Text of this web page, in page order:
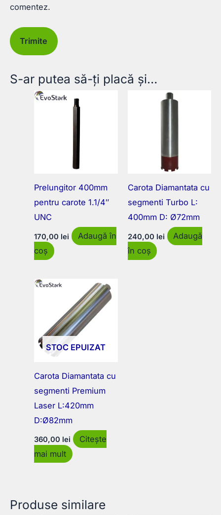
comentez.
S-ar putea să-ți placă și…
Prelungitor 400mm
pentru carote 1.1/4″
UNC
170,00 lei
Adaugă în
coș
Carota Diamantata cu
segmenti Turbo L:
400mm D: Ø72mm
240,00 lei
Adaugă
în coș
STOC EPUIZAT
Carota Diamantata cu
segmenti Premium
Laser L:420mm
D:Ø82mm
360,00 lei
Citește
mai mult
Produse similare